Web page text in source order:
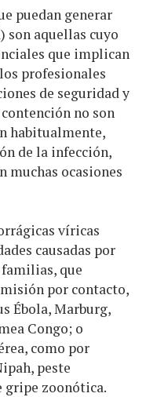
puedan generar
son aquellas cuyo
que implican
profesionales
de seguridad y
no son
habitualmente,
de la infección,
muchas ocasiones
víricas
causadas por
que
por contacto,
Ébola, Marburg,
Congo; o
como por
peste
gripe zoonótica.